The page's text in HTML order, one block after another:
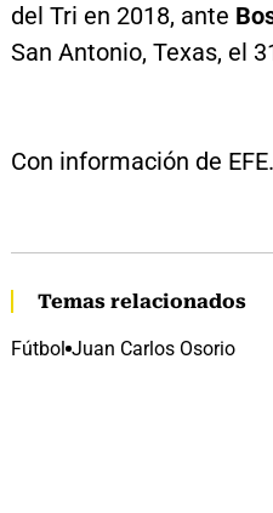
del Tri en 2018, ante
San Antonio, Texas, el
Con información de EFE.
Temas relacionados
Fútbol Juan Carlos Osorio